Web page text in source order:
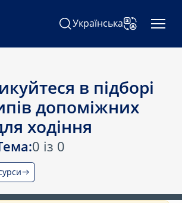
Пошук Learning on TAP
УкраїнськаЗмінити мову
в підборі
допоміжних
ходіння
0 із 0